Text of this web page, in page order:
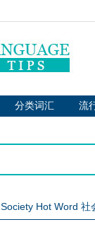
分类词汇 流
Society Hot Word 社